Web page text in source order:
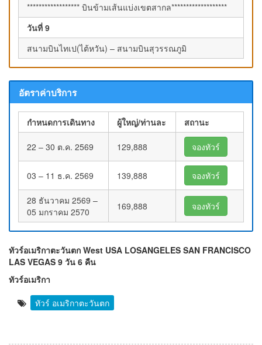
****************** บินข้ามเส้นแบ่งเขตสากล*******************
วันที่ 9
สนามบินไทเป(ไต้หวัน) – สนามบินสุวรรณภูมิ
อัตราค่าบริการ
กำหนดการเดินทาง ผู้ใหญ่/ท่านละ สถานะ
22 – 30 ต.ค. 2569 129,888 จองทัวร์
03 – 11 ธ.ค. 2569 139,888 จองทัวร์
28 ธันวาคม 2569 –
05 มกราคม 2570
169,888 จองทัวร์
ทัวร์อเมริกาตะวันตก West USA LOSANGELES SAN FRANCISCO
LAS VEGAS 9 วัน 6 คืน
ทัวร์อเมริกา
ทัวร์ อเมริกาตะวันตก